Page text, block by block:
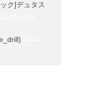
ク]デュタス